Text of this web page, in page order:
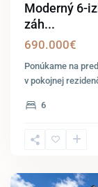
Moderný 6-
záh...
690.000€
Ponúkame na
v pokojnej
6